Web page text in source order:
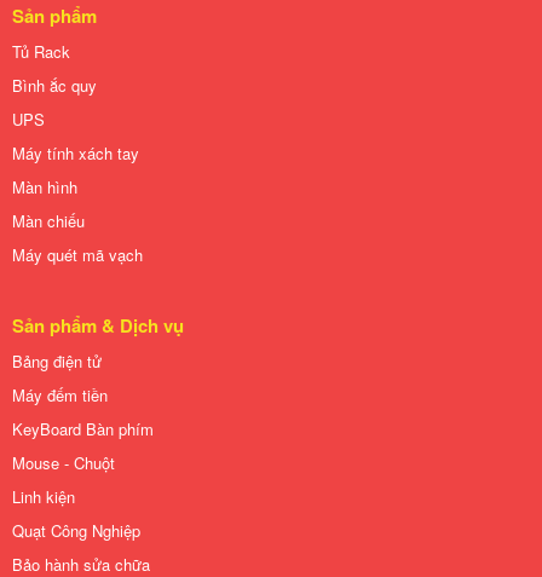
Sản phẩm
Tủ Rack
Bình ắc quy
UPS
Máy tính xách tay
Màn hình
Màn chiếu
Máy quét mã vạch
Sản phẩm & Dịch vụ
Bảng điện tử
Máy đếm tiền
KeyBoard Bàn phím
Mouse - Chuột
Linh kiện
Quạt Công Nghiệp
Bảo hành sửa chữa